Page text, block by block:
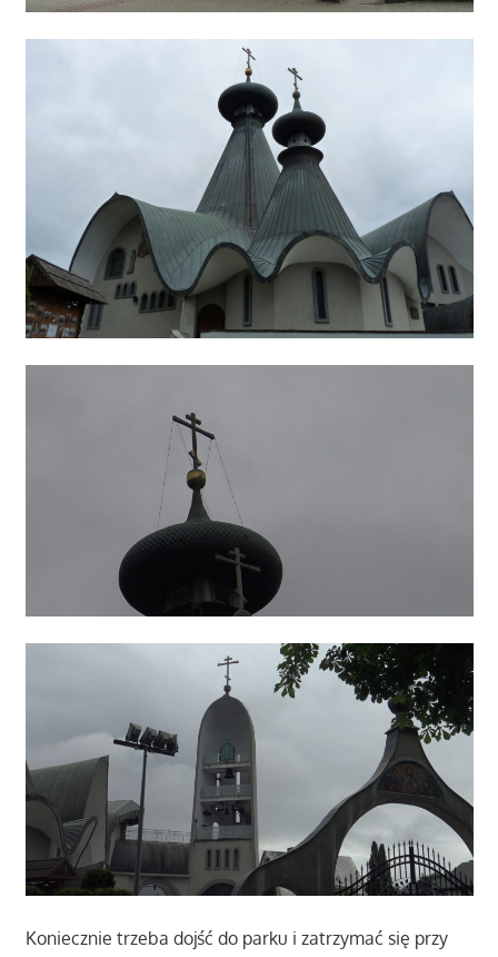
Koniecznie trzeba dojść do parku i zatrzymać się przy